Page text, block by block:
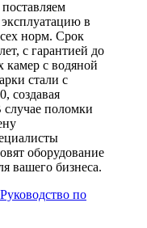
в
норм. Срок
с гарантией до
камер с водяной
стали с
создавая
случае поломки
оборудование
вашего бизнеса.
по